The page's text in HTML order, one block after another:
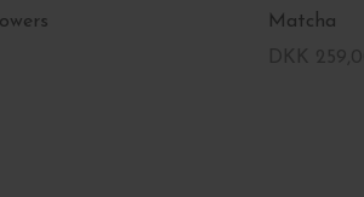
Matcha